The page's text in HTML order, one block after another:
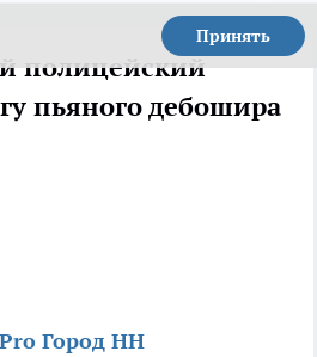
Принять
полицейский
пьяного дебошира
Город НН